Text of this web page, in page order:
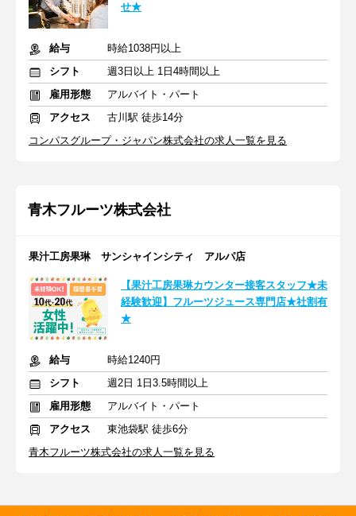
せ★
給与
時給1038円以上
シフト
週3日以上 1日4時間以上
雇用形態
アルバイト・パート
アクセス
古川駅 徒歩14分
コンパスグループ・ジャパン株式会社の求人一覧を見る
青木フルーツ株式会社
果汁工房果琳 サンシャインシティ アルパ店
【果汁工房果琳カウンター接客スタッフ★未
経験歓迎】フルーツジュース専門店★社割有
★
給与
時給1240円
シフト
週2日 1日3.5時間以上
雇用形態
アルバイト・パート
アクセス
東池袋駅 徒歩6分
青木フルーツ株式会社の求人一覧を見る